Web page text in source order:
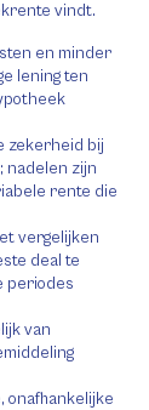
vindt.
en minder
lening ten
zekerheid bij
nadelen zijn
rente die
vergelijken
deal te
periodes
van